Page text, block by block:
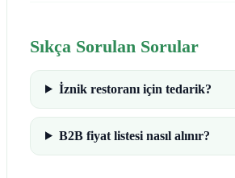
Sıkça Sorulan Sorular
İznik restoranı için tedarik?
B2B fiyat listesi nasıl alınır?